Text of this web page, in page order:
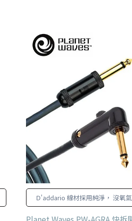
D'addario 線材採用純淨， 沒氧
導體，降低可能的干擾讓